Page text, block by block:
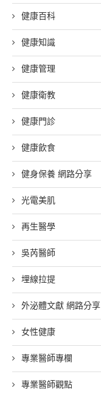
健康百科
健康知識
健康管理
健康衛教
健康門診
健康飲食
健身保養 網路分享
光電美肌
再生醫學
吳芮醫師
埋線拉提
外泌體文獻 網路分享
女性健康
專業醫師專欄
專業醫師觀點